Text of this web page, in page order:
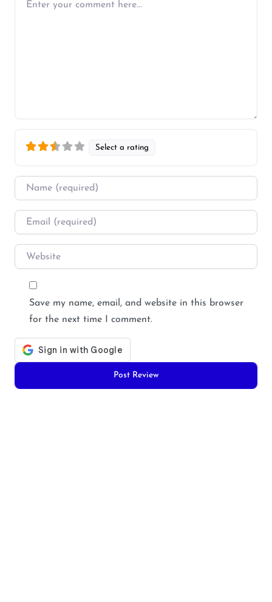
Select a rating
Name
Email
Website
Save my name, email, and website in this browser
for the next time I comment.